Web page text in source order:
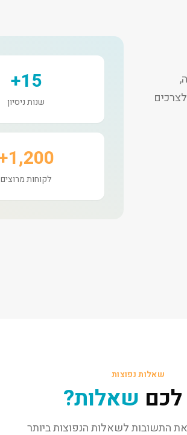
15+
שנות ניסיון
1,200+
לקוחות מרוצים
שאלות נפוצות
שאלות?
את התשובות לשאלות הנפוצות ביותר